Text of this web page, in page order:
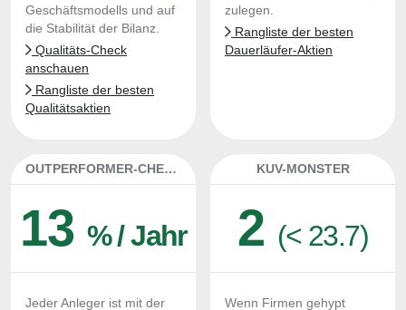
Geschäftsmodells und auf
die Stabilität der Bilanz.
Qualitäts-Check
anschauen
Rangliste der besten
Qualitätsaktien
zulegen.
Rangliste der besten
Dauerläufer-Aktien
OUTPERFORMER-CHECK
13 % / Jahr
Jeder Anleger ist mit der
KUV-MONSTER
2 (< 23.7)
Wenn Firmen gehypt